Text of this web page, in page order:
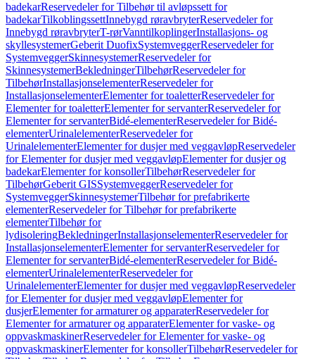
badekarReservedeler for Tilbehør til avløpssett for
badekarTilkoblingssettInnebygd røravbryterReservedeler for
Innebygd røravbryterT-rørVanntilkoplingerInstallasjons- og
skyllesystemerGeberit DuofixSystemveggerReservedeler for
SystemveggerSkinnesystemerReservedeler for
SkinnesystemerBekledningerTilbehørReservedeler for
TilbehørInstallasjonselementerReservedeler for
InstallasjonselementerElementer for toaletterReservedeler for
Elementer for toaletterElementer for servanterReservedeler for
Elementer for servanterBidé-elementerReservedeler for Bidé-
elementerUrinalelementerReservedeler for
UrinalelementerElementer for dusjer med veggavløpReservedeler
for Elementer for dusjer med veggavløpElementer for dusjer og
badekarElementer for konsollerTilbehørReservedeler for
TilbehørGeberit GISSystemveggerReservedeler for
SystemveggerSkinnesystemerTilbehør for prefabrikerte
elementerReservedeler for Tilbehør for prefabrikerte
elementerTilbehør for
lydisoleringBekledningerInstallasjonselementerReservedeler for
InstallasjonselementerElementer for servanterReservedeler for
Elementer for servanterBidé-elementerReservedeler for Bidé-
elementerUrinalelementerReservedeler for
UrinalelementerElementer for dusjer med veggavløpReservedeler
for Elementer for dusjer med veggavløpElementer for
dusjerElementer for armaturer og apparaterReservedeler for
Elementer for armaturer og apparaterElementer for vaske- og
oppvaskmaskinerReservedeler for Elementer for vaske- og
oppvaskmaskinerElementer for konsollerTilbehørReservedeler for